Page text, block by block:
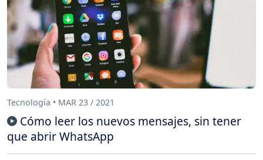
Tecnología • MAR 23 / 2021
Cómo leer los nuevos mensajes, sin tener
que abrir WhatsApp